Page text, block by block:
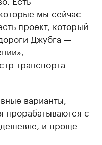
мы сейчас
проект, который
Джубга —
—
транспорта
варианты,
прорабатываются с
и проще